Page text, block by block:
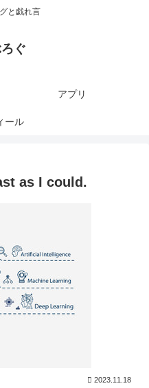
と戯れ言
ぐ
アプリ
ール
as I could.
2023.11.18